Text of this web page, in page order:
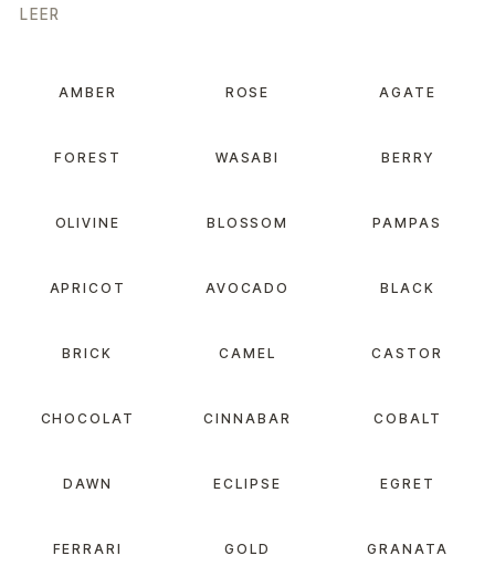
LEER
AMBER ROSE AGATE
FOREST WASABI BERRY
OLIVINE BLOSSOM PAMPAS
APRICOT AVOCADO BLACK
BRICK CAMEL CASTOR
CHOCOLAT CINNABAR COBALT
DAWN ECLIPSE EGRET
FERRARI GOLD GRANATA